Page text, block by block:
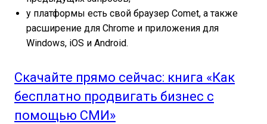
у платформы есть свой браузер Comet, а также
расширение для Chrome и приложения для
Windows, iOS и Android.
Скачайте прямо сейчас: книга «Как
бесплатно продвигать бизнес с
помощью СМИ»